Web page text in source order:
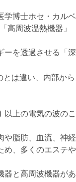
学博士ホセ・カルベ
高周波温熱機器」
ーを透過させる「深
は違い、内部から
上の電気の波のこ
や脂肪、血流、神経
め、多くのエステや
器と高周波機器があ